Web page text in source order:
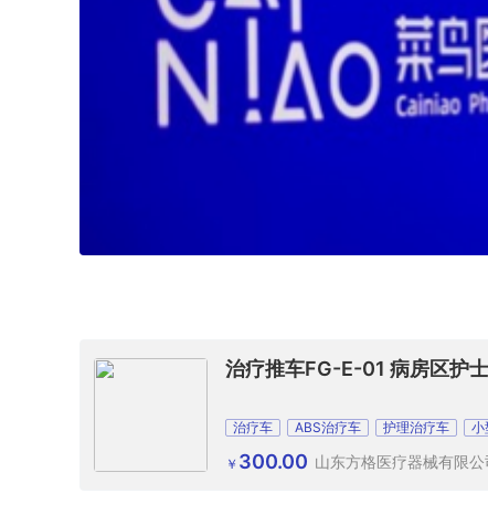
治疗推车FG-E-01 病房区护
治疗车 ABS治疗车 护理治疗车 小
￥ 300.00 山东方格医疗器械有限公